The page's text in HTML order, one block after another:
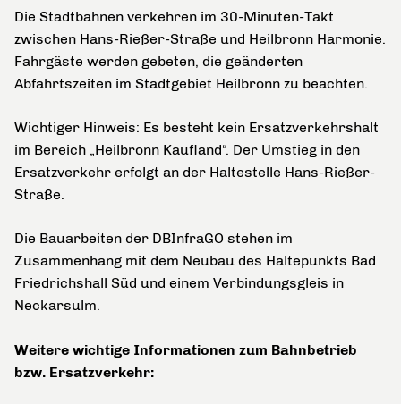
Die Stadtbahnen verkehren im 30-Minuten-Takt
zwischen Hans-Rießer-Straße und Heilbronn Harmonie.
Fahrgäste werden gebeten, die geänderten
Abfahrtszeiten im Stadtgebiet Heilbronn zu beachten.
Wichtiger Hinweis: Es besteht kein Ersatzverkehrshalt
im Bereich „Heilbronn Kaufland“. Der Umstieg in den
Ersatzverkehr erfolgt an der Haltestelle Hans-Rießer-
Straße.
Die Bauarbeiten der DBInfraGO stehen im
Zusammenhang mit dem Neubau des Haltepunkts Bad
Friedrichshall Süd und einem Verbindungsgleis in
Neckarsulm.
Weitere wichtige Informationen zum Bahnbetrieb
bzw. Ersatzverkehr: